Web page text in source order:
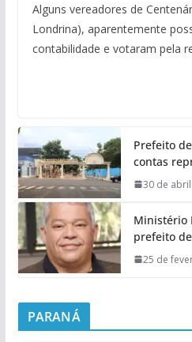
Alguns vereadores de
Londrina), aparentemente
contabilidade e votaram pela
Prefeito
contas
30 de
Ministério
prefeito
25 de
PARANÁ